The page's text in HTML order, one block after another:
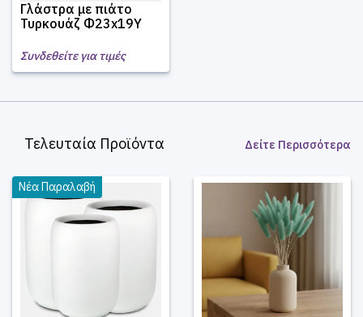
Γλάστρα με πιάτο
Τυρκουάζ Φ23x19Υ
Συνδεθείτε για τιμές
Τελευταία Προϊόντα Δείτε Περισσότερα
Νέα Παραλαβή